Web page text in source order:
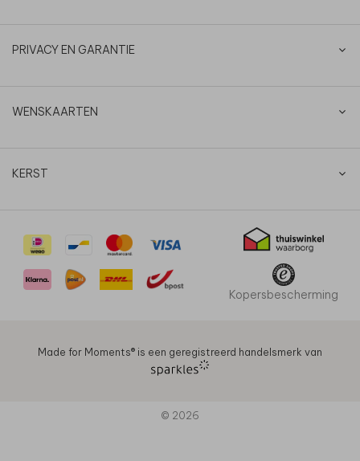
PRIVACY EN GARANTIE
WENSKAARTEN
KERST
Kopersbescherming
Made for Moments®️ is een geregistreerd handelsmerk van
© 2026